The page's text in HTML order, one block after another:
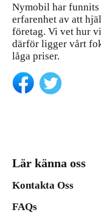
Nymobil har funnits
erfarenhet av att
företag. Vi vet hur
därför ligger vårt
låga priser.
Lär känna oss
Kontakta Oss
FAQs